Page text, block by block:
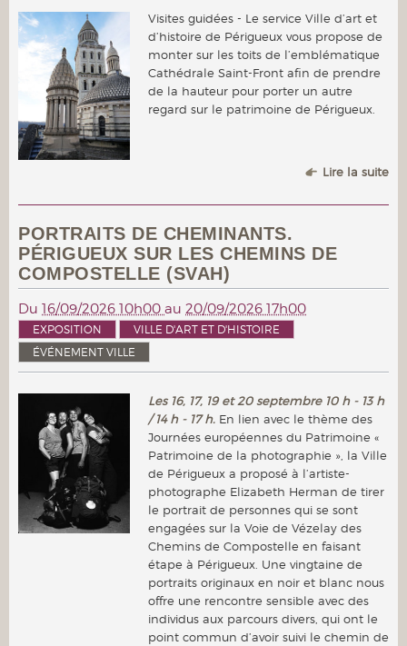
Visites guidées - Le service Ville d’art et
d’histoire de Périgueux vous propose de
monter sur les toits de l’emblématique
Cathédrale Saint-Front afin de prendre
de la hauteur pour porter un autre
regard sur le patrimoine de Périgueux.
Lire la suite
PORTRAITS DE CHEMINANTS.
PÉRIGUEUX SUR LES CHEMINS DE
COMPOSTELLE (SVAH)
Du 16/09/2026 10h00 au 20/09/2026 17h00
EXPOSITION
VILLE D'ART ET D'HISTOIRE
ÉVÉNEMENT VILLE
Les 16, 17, 19 et 20 septembre 10 h - 13 h
/ 14 h - 17 h. En lien avec le thème des
Journées européennes du Patrimoine «
Patrimoine de la photographie », la Ville
de Périgueux a proposé à l’artiste-
photographe Elizabeth Herman de tirer
le portrait de personnes qui se sont
engagées sur la Voie de Vézelay des
Chemins de Compostelle en faisant
étape à Périgueux. Une vingtaine de
portraits originaux en noir et blanc nous
offre une rencontre sensible avec des
individus aux parcours divers, qui ont le
point commun d’avoir suivi le chemin de